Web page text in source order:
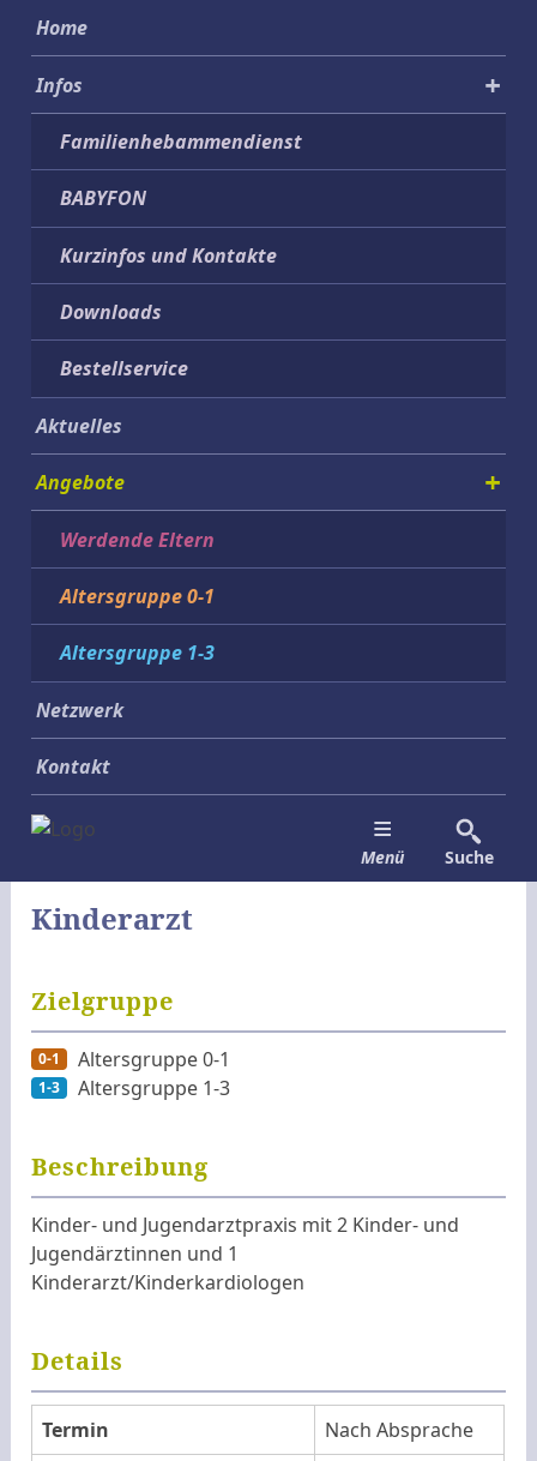
Sprache wechseln
Home
Infos
Familienhebammendienst
BABYFON
Kurzinfos und Kontakte
Downloads
Bestellservice
Aktuelles
Angebote
Werdende Eltern
Altersgruppe 0-1
Altersgruppe 1-3
Netzwerk
Kontakt
Suche
Menü
Kinderarzt
Zielgruppe
0-1 Altersgruppe 0-1
1-3 Altersgruppe 1-3
Beschreibung
Kinder- und Jugendarztpraxis mit 2 Kinder- und
Jugendärztinnen und 1
Kinderarzt/Kinderkardiologen
Details
Termin
Nach Absprache